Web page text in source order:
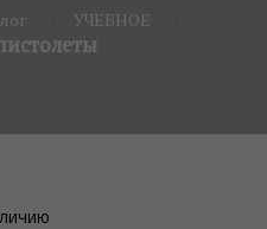
УЧЕБНОЕ